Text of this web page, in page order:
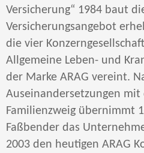
Versicherung“ 1984 baut
Versicherungsangebot
die vier
Allgemeine Leben- und
der Marke ARAG vereint.
Auseinandersetzungen mit
Familienzweig übernimmt
Faßbender das
2003 den heutigen ARAG